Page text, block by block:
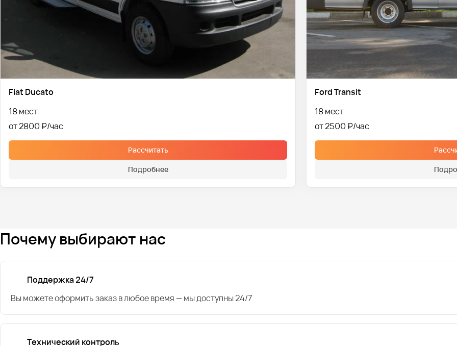
Fiat Ducato
18 мест
от 2800 ₽
Рассчитать
Подробнее
Ford Transit
18 мест
от 2500 ₽
Почему выбирают нас
Поддержка 24/7
Вы можете оформить заказ в любое время — мы доступны 24/7
Технический контроль